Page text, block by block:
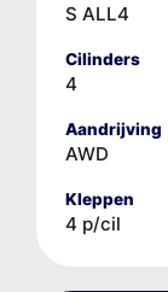
S ALL4
Cilinders
4
Aandrijving
AWD
Kleppen
4 p/cil